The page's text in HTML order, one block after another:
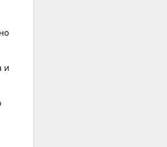
и